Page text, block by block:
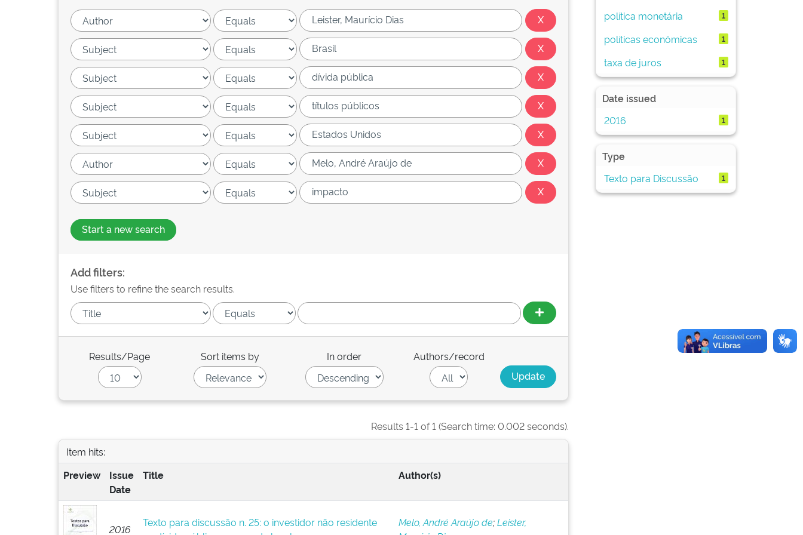
Start a new search
Add filters:
Use filters to refine the search results.
Results/Page Sort items by In order Authors/record
Results 1-1 of 1 (Search time: 0.002 seconds).
Item hits:
Preview
Issue
Date
Title Author(s)
2016
Texto para discussão n. 25: o investidor não residente
Melo, André Araújo de;Leister,
política monetária 1
políticas econômicas 1
taxa de juros 1
Date issued
2016
1
Type
Texto para Discussão
1